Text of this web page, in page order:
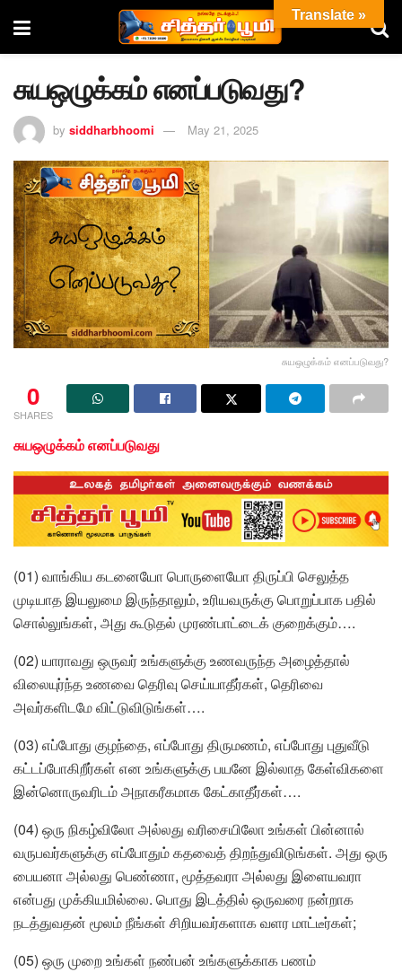
சுயஒழுக்கம் எனப்படுவது?
by siddharbhoomi May 21, 2025
சுயஒழுக்கம் எனப்படுவது?
0
SHARES
சுயஒழுக்கம் எனப்படுவது
(01) வாங்கிய கடனையோ பொருளையோ திருப்பி செலுத்த
முடியாத இயலுமை இருந்தாலும், உரியவருக்கு பொறுப்பாக பதில்
சொல்லுங்கள், அது கூடுதல் முரண்பாட்டைக் குறைக்கும்….
(02) யாராவது ஒருவர் உங்களுக்கு உணவருந்த அழைத்தால்
விலையுர்ந்த உணவை தெரிவு செய்யாதீர்கள், தெரிவை
அவர்களிடமே விட்டுவிடுங்கள்….
(03) எப்போது குழந்தை, எப்போது திருமணம், எப்போது புதுவீடு
கட்டப்போகிறீர்கள் என உங்களுக்கு பயனே இல்லாத கேள்விகளை
இன்னொருவரிடம் அநாகரீகமாக கேட்காதீர்கள்….
(04) ஒரு நிகழ்விலோ அல்லது வரிசையிலோ உங்கள் பின்னால்
வருபவர்களுக்கு எப்போதும் கதவைத் திறந்துவிடுங்கள். அது ஒரு
பையனா அல்லது பெண்ணா, மூத்தவரா அல்லது இளையவரா
என்பது முக்கியமில்லை. பொது இடத்தில் ஒருவரை நன்றாக
நடத்துவதன் மூலம் நீங்கள் சிறியவர்களாக வளர மாட்டீர்கள்;
(05) ஒரு முறை உங்கள் நண்பன் உங்களுக்காக பணம்
Translate »